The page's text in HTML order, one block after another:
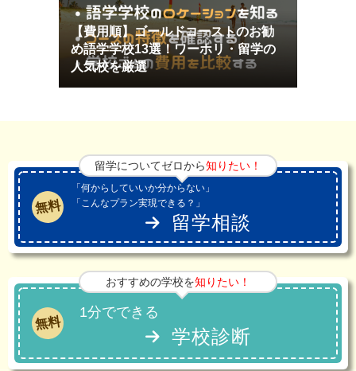
【費用順】ゴールドコーストのお勧
め語学学校13選！ワーホリ・留学の
人気校を厳選
留学についてゼロから知りたい！
無料
「何からしていいか分からない」
「こんなプラン実現できる？」
留学相談
おすすめの学校を知りたい！
無料
1分でできる
学校診断